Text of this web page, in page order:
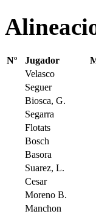
Nº Jugador
Velasco
Seguer
Biosca, G.
Segarra
Flotats
Bosch
Basora
Suarez, L.
Cesar
Moreno B.
Manchon